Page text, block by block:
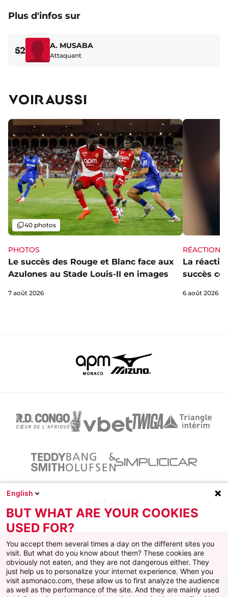
Plus d'infos sur
52 A. MUSABA
Attaquant
VOIR AUSSI
PHOTOS
Le succès des Rouge et Blanc face aux
Azulones au Stade Louis-II en images
Galerie
40 photos
7 août 2026
RÉACTIONS
La
succès
6 août 2026
Facebook
X Instagram
YoutubeTikTokTwitch
English
BUT WHAT ARE YOUR COOKIES
USED FOR?
You accept them several times a day on the different sites you
visit. But what do you know about them? These cookies are
obviously not eaten, and they are not dangerous either. They
just help us to personalize your internet experience. When you
visit asmonaco.com, these allow us to first analyze the audience
as well as the performance of the site. And they are mainly used